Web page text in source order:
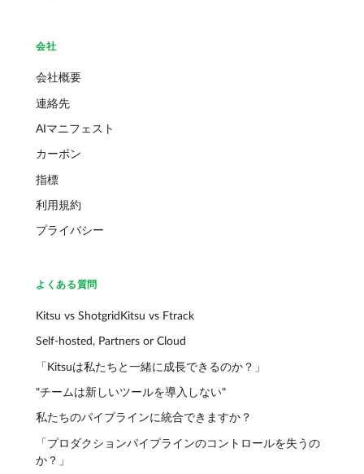
会社
会社概要
連絡先
AIマニフェスト
カーボン
指標
利用規約
プライバシー
よくある質問
Kitsu vs Shotgrid Kitsu vs Ftrack
Self-hosted, Partners or Cloud
「Kitsuは私たちと一緒に成長できるのか？」
"チームは新しいツールを導入しない"
私たちのパイプラインに統合できますか？
「プロダクションパイプラインのコントロールを失うの
か？」